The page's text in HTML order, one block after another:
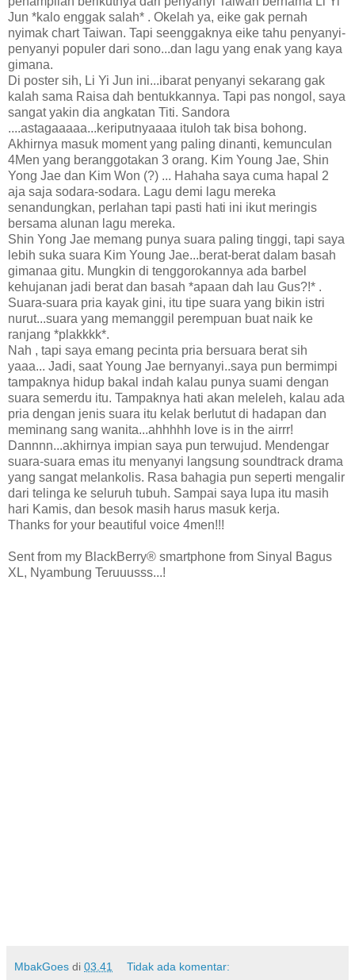
Jun *kalo enggak salah* . Okelah ya, eike gak pernah
nyimak chart Taiwan. Tapi seenggaknya eike tahu penyanyi-
penyanyi populer dari sono...dan lagu yang enak yang kaya
gimana.
Di poster sih, Li Yi Jun ini...ibarat penyanyi sekarang gak
kalah sama Raisa dah bentukkannya. Tapi pas nongol, saya
sangat yakin dia angkatan Titi. Sandora
....astagaaaaa...keriputnyaaaa ituloh tak bisa bohong.
Akhirnya masuk moment yang paling dinanti, kemunculan
4Men yang beranggotakan 3 orang. Kim Young Jae, Shin
Yong Jae dan Kim Won (?) ... Hahaha saya cuma hapal 2
aja saja sodara-sodara. Lagu demi lagu mereka
senandungkan, perlahan tapi pasti hati ini ikut meringis
bersama alunan lagu mereka.
Shin Yong Jae memang punya suara paling tinggi, tapi saya
lebih suka suara Kim Young Jae...berat-berat dalam basah
gimanaa gitu. Mungkin di tenggorokannya ada barbel
kehujanan jadi berat dan basah *apaan dah lau Gus?!* .
Suara-suara pria kayak gini, itu tipe suara yang bikin istri
nurut...suara yang memanggil perempuan buat naik ke
ranjang *plakkkk*.
Nah , tapi saya emang pecinta pria bersuara berat sih
yaaa... Jadi, saat Young Jae bernyanyi..saya pun bermimpi
tampaknya hidup bakal indah kalau punya suami dengan
suara semerdu itu. Tampaknya hati akan meleleh, kalau ada
pria dengan jenis suara itu kelak berlutut di hadapan dan
meminang sang wanita...ahhhhh love is in the airrr!
Dannnn...akhirnya impian saya pun terwujud. Mendengar
suara-suara emas itu menyanyi langsung soundtrack drama
yang sangat melankolis. Rasa bahagia pun seperti mengalir
dari telinga ke seluruh tubuh. Sampai saya lupa itu masih
hari Kamis, dan besok masih harus masuk kerja.
Thanks for your beautiful voice 4men!!!
Sent from my BlackBerry® smartphone from Sinyal Bagus
XL, Nyambung Teruuusss...!
MbakGoes di 03.41 Tidak ada komentar: